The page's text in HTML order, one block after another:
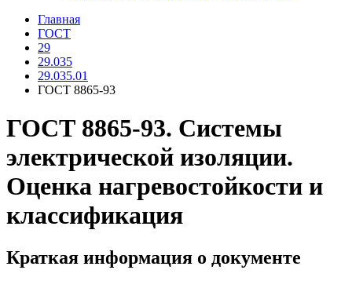
Главная
ГОСТ
29
29.035
29.035.01
ГОСТ 8865-93
ГОСТ 8865-93. Системы
электрической изоляции.
Оценка нагревостойкости и
классификация
Краткая информация о документе